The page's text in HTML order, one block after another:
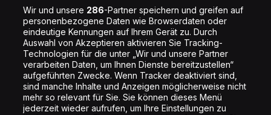
Jobs
Shop
Impressum
Rechtliches
Datenschutz
Cookie Liste
Wir und unsere 286-Partner speichern und greifen auf
personenbezogene Daten wie Browserdaten oder
eindeutige Kennungen auf Ihrem Gerät zu. Durch
Auswahl von Akzeptieren aktivieren Sie Tracking-
Technologien für die unter „Wir und unsere Partner
verarbeiten Daten, um Ihnen Dienste bereitzustellen“
aufgeführten Zwecke. Wenn Tracker deaktiviert sind,
sind manche Inhalte und Anzeigen möglicherweise nicht
mehr so relevant für Sie. Sie können dieses Menü
jederzeit wieder aufrufen, um Ihre Einstellungen zu